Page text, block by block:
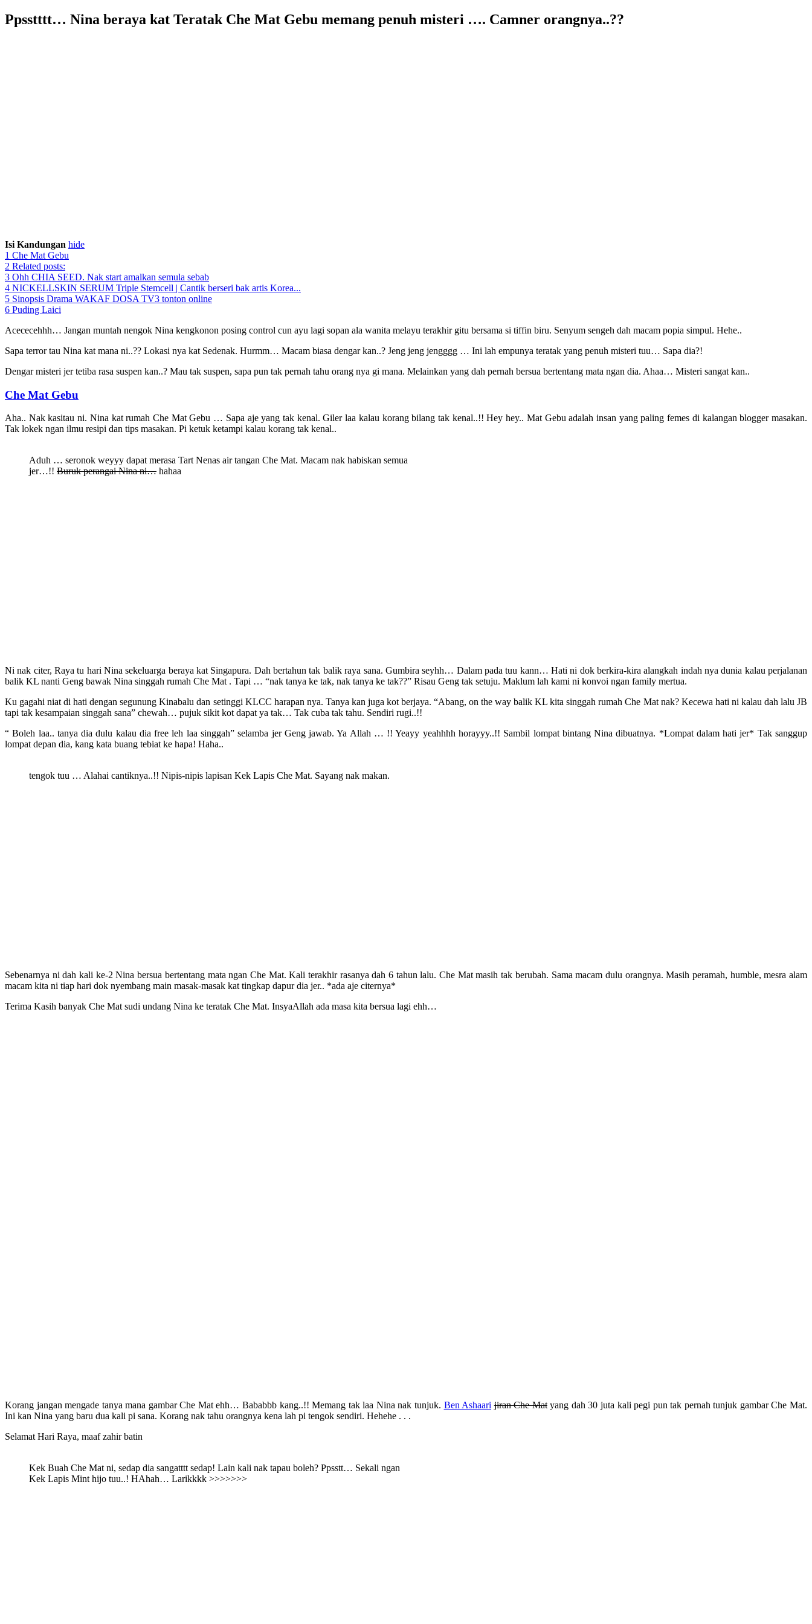
Ppsstttt… Nina beraya kat Teratak Che Mat Gebu memang penuh misteri …. Camner orangnya..??
Isi Kandungan hide
1 Che Mat Gebu
2 Related posts:
3 Ohh CHIA SEED. Nak start amalkan semula sebab
4 NICKELLSKIN SERUM Triple Stemcell | Cantik berseri bak artis Korea...
5 Sinopsis Drama WAKAF DOSA TV3 tonton online
6 Puding Laici
Acececehhh… Jangan muntah nengok Nina kengkonon posing control cun ayu lagi sopan ala wanita melayu terakhir gitu bersama si tiffin biru. Senyum sengeh dah macam popia simpul. Hehe..
Sapa terror tau Nina kat mana ni..?? Lokasi nya kat Sedenak. Hurmm… Macam biasa dengar kan..? Jeng jeng jengggg … Ini lah empunya teratak yang penuh misteri tuu… Sapa dia?!
Dengar misteri jer tetiba rasa suspen kan..? Mau tak suspen, sapa pun tak pernah tahu orang nya gi mana. Melainkan yang dah pernah bersua bertentang mata ngan dia. Ahaa… Misteri sangat kan..
Che Mat Gebu
Aha.. Nak kasitau ni. Nina kat rumah Che Mat Gebu … Sapa aje yang tak kenal. Giler laa kalau korang bilang tak kenal..!! Hey hey.. Mat Gebu adalah insan yang paling femes di kalangan blogger masakan.
Tak lokek ngan ilmu resipi dan tips masakan. Pi ketuk ketampi kalau korang tak kenal..
Aduh … seronok weyyy dapat merasa Tart Nenas air tangan Che Mat. Macam nak habiskan semua
jer…!! Buruk perangai Nina ni… hahaa
Ni nak citer, Raya tu hari Nina sekeluarga beraya kat Singapura. Dah bertahun tak balik raya sana. Gumbira seyhh… Dalam pada tuu kann… Hati ni dok berkira-kira alangkah indah nya dunia kalau perjalanan
balik KL nanti Geng bawak Nina singgah rumah Che Mat . Tapi … “nak tanya ke tak, nak tanya ke tak??” Risau Geng tak setuju. Maklum lah kami ni konvoi ngan family mertua.
Ku gagahi niat di hati dengan segunung Kinabalu dan setinggi KLCC harapan nya. Tanya kan juga kot berjaya. “Abang, on the way balik KL kita singgah rumah Che Mat nak? Kecewa hati ni kalau dah lalu JB
tapi tak kesampaian singgah sana” chewah… pujuk sikit kot dapat ya tak… Tak cuba tak tahu. Sendiri rugi..!!
“ Boleh laa.. tanya dia dulu kalau dia free leh laa singgah” selamba jer Geng jawab. Ya Allah … !! Yeayy yeahhhh horayyy..!! Sambil lompat bintang Nina dibuatnya. *Lompat dalam hati jer* Tak sanggup
lompat depan dia, kang kata buang tebiat ke hapa! Haha..
tengok tuu … Alahai cantiknya..!! Nipis-nipis lapisan Kek Lapis Che Mat. Sayang nak makan.
Sebenarnya ni dah kali ke-2 Nina bersua bertentang mata ngan Che Mat. Kali terakhir rasanya dah 6 tahun lalu. Che Mat masih tak berubah. Sama macam dulu orangnya. Masih peramah, humble, mesra alam
macam kita ni tiap hari dok nyembang main masak-masak kat tingkap dapur dia jer.. *ada aje citernya*
Terima Kasih banyak Che Mat sudi undang Nina ke teratak Che Mat. InsyaAllah ada masa kita bersua lagi ehh…
Korang jangan mengade tanya mana gambar Che Mat ehh… Bababbb kang..!! Memang tak laa Nina nak tunjuk. Ben Ashaari jiran Che Matyang dah 30 juta kali pegi pun tak pernah tunjuk gambar Che Mat.
Ini kan Nina yang baru dua kali pi sana. Korang nak tahu orangnya kena lah pi tengok sendiri. Hehehe . . .
Selamat Hari Raya, maaf zahir batin
Kek Buah Che Mat ni, sedap dia sangatttt sedap! Lain kali nak tapau boleh? Ppsstt… Sekali ngan
Kek Lapis Mint hijo tuu..! HAhah… Larikkkk >>>>>>>